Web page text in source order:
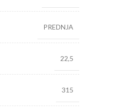
PREDNJA
22,5
315